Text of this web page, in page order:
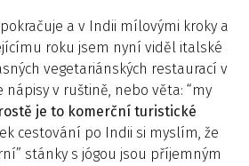
a v Indii mílovými kroky a
roku jsem nyní viděl italské
vegetariánských restaurací v
nápisy v ruštině, nebo věta: “my
je to komerční turistické
cestování po Indii si myslím, že
stánky s jógou jsou příjemným